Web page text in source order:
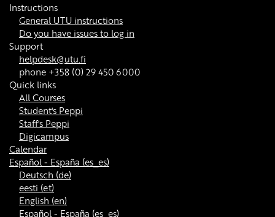
Instructions
General UTU instructions
Do you have issues to log in
Support
helpdesk@utu.fi
phone +358 (0) 29 450 6000
Quick links
All Courses
Student's Peppi
Staff's Peppi
Digicampus
Calendar
Español - España ‎(es_es)‎
Deutsch ‎(de)‎
eesti ‎(et)‎
English ‎(en)‎
Español - España ‎(es_es)‎